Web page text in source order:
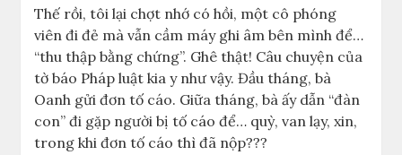
Thế rồi, tôi lại chợt nhớ có hồi, một cô phóng
viên đi đẻ mà vẫn cầm máy ghi âm bên mình để…
“thu thập bằng chứng”. Ghê thật! Câu chuyện của
tờ báo Pháp luật kia y như vậy. Đầu tháng, bà
Oanh gửi đơn tố cáo. Giữa tháng, bà ấy dẫn “đàn
con” đi gặp người bị tố cáo để… quỳ, van lạy, xin,
trong khi đơn tố cáo thì đã nộp???